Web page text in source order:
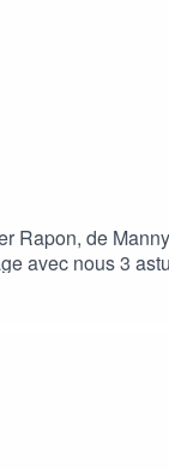
de
avec nous 3
Asso :
Antilles